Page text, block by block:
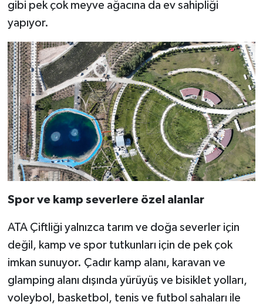
gibi pek çok meyve ağacına da ev sahipliği
yapıyor.
Spor ve kamp severlere özel alanlar
ATA Çiftliği yalnızca tarım ve doğa severler için
değil, kamp ve spor tutkunları için de pek çok
imkan sunuyor. Çadır kamp alanı, karavan ve
glamping alanı dışında yürüyüş ve bisiklet yolları,
voleybol, basketbol, tenis ve futbol sahaları ile